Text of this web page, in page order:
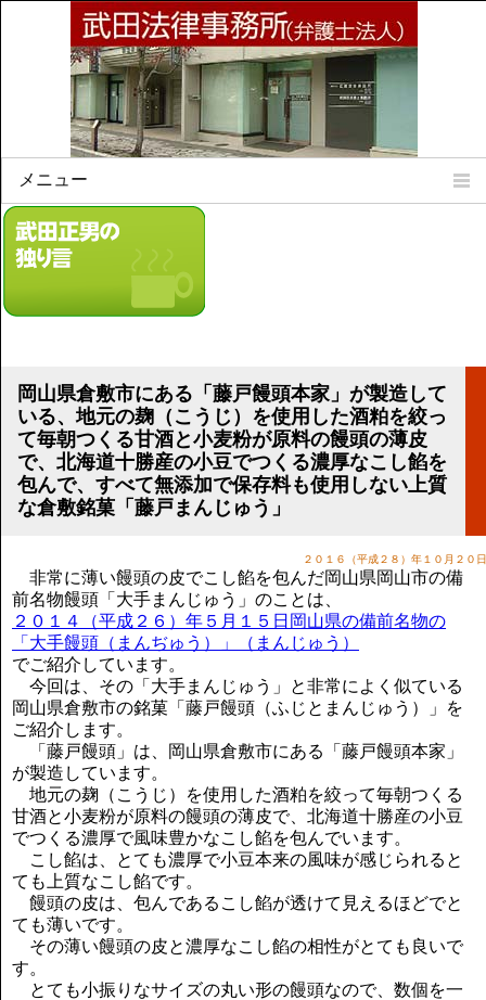
メニュー
Home
所属弁護士
法律相談案内
リンク集
顧問契約について
講演のご案内
気をつけたい法律のポイント
岡山県倉敷市にある「藤戸饅頭本家」が製造して
いる、地元の麹（こうじ）を使用した酒粕を絞っ
て毎朝つくる甘酒と小麦粉が原料の饅頭の薄皮
で、北海道十勝産の小豆でつくる濃厚なこし餡を
包んで、すべて無添加で保存料も使用しない上質
な倉敷銘菓「藤戸まんじゅう」
２０１６（平成２８）年１０月２０日
非常に薄い饅頭の皮でこし餡を包んだ岡山県岡山市の備
前名物饅頭「大手まんじゅう」のことは、
２０１４（平成２６）年５月１５日岡山県の備前名物の
「大手饅頭（まんぢゅう）」（まんじゅう）
でご紹介しています。
今回は、その「大手まんじゅう」と非常によく似ている
岡山県倉敷市の銘菓「藤戸饅頭（ふじとまんじゅう）」を
ご紹介します。
「藤戸饅頭」は、岡山県倉敷市にある「藤戸饅頭本家」
が製造しています。
地元の麹（こうじ）を使用した酒粕を絞って毎朝つくる
甘酒と小麦粉が原料の饅頭の薄皮で、北海道十勝産の小豆
でつくる濃厚で風味豊かなこし餡を包んでいます。
こし餡は、とても濃厚で小豆本来の風味が感じられると
ても上質なこし餡です。
饅頭の皮は、包んであるこし餡が透けて見えるほどでと
ても薄いです。
その薄い饅頭の皮と濃厚なこし餡の相性がとても良いで
す。
とても小振りなサイズの丸い形の饅頭なので、数個を一